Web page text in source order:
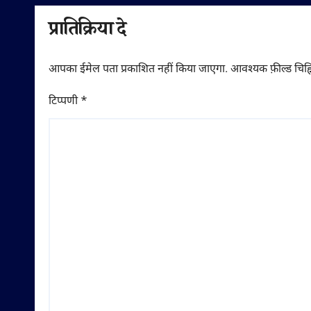
प्रातिक्रिया दे
आपका ईमेल पता प्रकाशित नहीं किया जाएगा. आवश्यक फ़ील्ड
टिप्पणी*